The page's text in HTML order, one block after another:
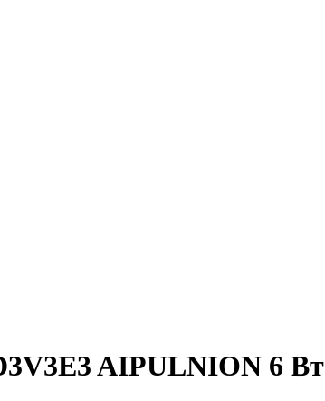
AIPULNION 6 Вт